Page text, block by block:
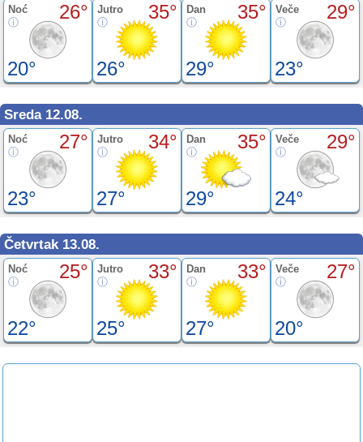
Noć 26°
20°
Jutro 35°
26°
Dan 35°
29°
Veče 29°
23°
Sreda 12.08.
Noć 27°
23°
Jutro 34°
27°
Dan 35°
29°
Veče 29°
24°
Četvrtak 13.08.
Noć 25°
22°
Jutro 33°
25°
Dan 33°
27°
Veče 27°
20°